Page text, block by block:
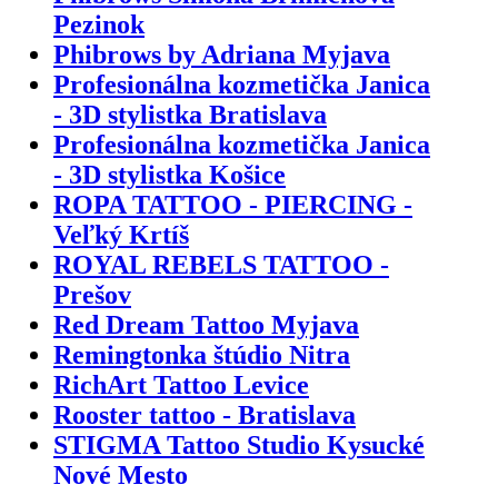
Pezinok
Phibrows by Adriana Myjava
Profesionálna kozmetička Janica
- 3D stylistka Bratislava
Profesionálna kozmetička Janica
- 3D stylistka Košice
ROPA TATTOO - PIERCING -
Veľký Krtíš
ROYAL REBELS TATTOO -
Prešov
Red Dream Tattoo Myjava
Remingtonka štúdio Nitra
RichArt Tattoo Levice
Rooster tattoo - Bratislava
STIGMA Tattoo Studio Kysucké
Nové Mesto